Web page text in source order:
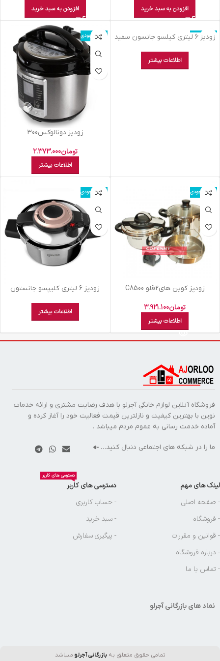
افزودن به سبد خرید افزودن به سبد خرید
اتمام موجودی
زودپز 6 ليتري کيلسو جانسون سفيد
اطلاعات بیشتر
اتمام موجودی
زودپز دونالوکس300
تومان2.373.000
اطلاعات بیشتر
اتمام موجودی
زودپز کوپن هاي2قلو C8500
تومان3.921.100
اطلاعات بیشتر
اتمام موجودی
زودپز 6 ليتري کلیپسو جانستون
اطلاعات بیشتر
فروشگاه آنلاین لوازم خانگی آجرلو با هدف رضایت مشتری و ارائه خدمات
نوین با بهترین کیفیت و نازلترین قیمت فعالیت خود را آغاز کرده و
آماده خدمت رسانی به عموم مردم میباشد .
ما را در شبکه های اجتماعی دنبال کنید…
لینک های مهم
- صفحه اصلی
- فروشگاه
- قوانین و مقررات
- درباره فروشگاه
- تماس با ما
دسترسی های کاربر
دسترسی های کاربر
- حساب کاربری
- سبد خرید
- پیگیری سفارش
نماد های بازرگانی آجرلو
تمامی حقوق متعلق بهبازرگانی آجرلو میباشد